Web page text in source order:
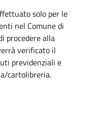
solo per le
nel Comune di
procedere alla
verificato il
previdenziali e
cartolibreria.